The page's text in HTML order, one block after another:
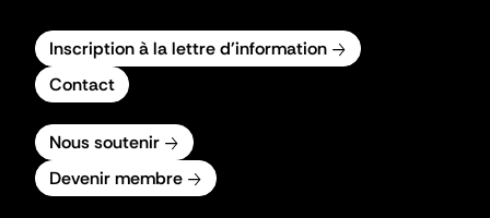
Inscription à la lettre d'information
Contact
Nous soutenir
Devenir membre